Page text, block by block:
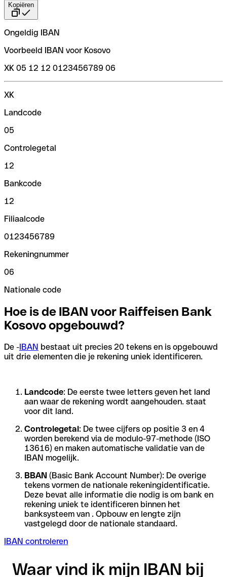
Kopiëren
Ongeldig IBAN
Voorbeeld IBAN voor Kosovo
XK 05 12 12 0123456789 06
XK
Landcode
05
Controlegetal
12
Bankcode
12
Filiaalcode
0123456789
Rekeningnummer
06
Nationale code
Hoe is de IBAN voor Raiffeisen Bank
Kosovo opgebouwd?
De -IBAN bestaat uit precies 20 tekens en is opgebouwd
uit drie elementen die je rekening uniek identificeren.
Landcode: De eerste twee letters geven het land
aan waar de rekening wordt aangehouden. staat
voor dit land.
Controlegetal: De twee cijfers op positie 3 en 4
worden berekend via de modulo-97-methode (ISO
13616) en maken automatische validatie van de
IBAN mogelijk.
BBAN (Basic Bank Account Number): De overige
tekens vormen de nationale rekeningidentificatie.
Deze bevat alle informatie die nodig is om bank en
rekening uniek te identificeren binnen het
banksysteem van . Opbouw en lengte zijn
vastgelegd door de nationale standaard.
IBAN controleren
Waar vind ik mijn IBAN bij